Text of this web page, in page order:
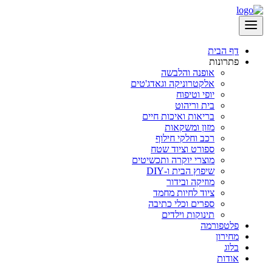
דף הבית
פתרונות
אופנה והלבשה
אלקטרוניקה וגאדג'טים
יופי וטיפוח
בית וריהוט
בריאות ואיכות חיים
מזון ומשקאות
רכב וחלקי חילוף
ספורט וציוד שטח
מוצרי יוקרה ותכשיטים
שיפוץ הבית ו-DIY
מוזיקה ובידור
ציוד לחיות מחמד
ספרים וכלי כתיבה
תינוקות וילדים
פלטפורמה
מחירון
בלוג
אודות